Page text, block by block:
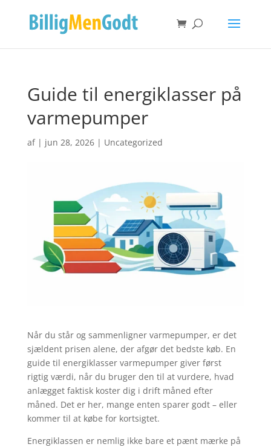
Guide til energiklasser på
varmepumper
af | jun 28, 2026| Uncategorized
Når du står og sammenligner varmepumper, er det
sjældent prisen alene, der afgør det bedste køb. En
guide til energiklasser varmepumper giver først
rigtig værdi, når du bruger den til at vurdere, hvad
anlægget faktisk koster dig i drift måned efter
måned. Det er her, mange enten sparer godt – eller
kommer til at købe for kortsigtet.
Energiklassen er nemlig ikke bare et pænt mærke på